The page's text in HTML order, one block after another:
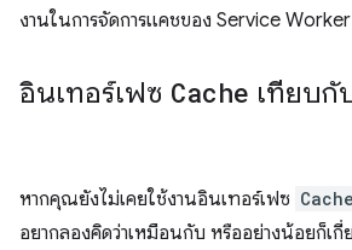
งานในการจัดการแคชของ Service Worker
อินเทอร์เฟซ Cache เทียบกั
หากคุณยังไม่เคยใช้งานอินเทอร์เฟซ Cache
อยากลองคิดว่าเหมือนกับ หรืออย่างน้อยก็เ